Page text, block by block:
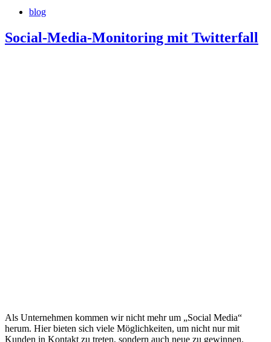
blog
Social-Media-Monitoring mit Twitterfall
Als Unternehmen kommen wir nicht mehr um „Social Media“
herum. Hier bieten sich viele Möglichkeiten, um nicht nur mit
Kunden in Kontakt zu treten, sondern auch neue zu gewinnen.